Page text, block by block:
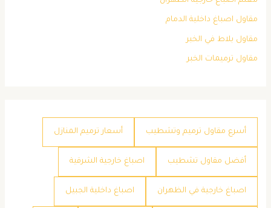
مقاول اصباغ داخلية الدمام
مقاول بلاط في الخبر
مقاول ترميمات الخبر
أسرع مقاول ترميم وتشطيب أسعار ترميم المنازل
أفضل مقاول تشطيب اصباغ خارجية الشرقية
اصباغ خارجية في الظهران اصباغ داخلية الجبيل